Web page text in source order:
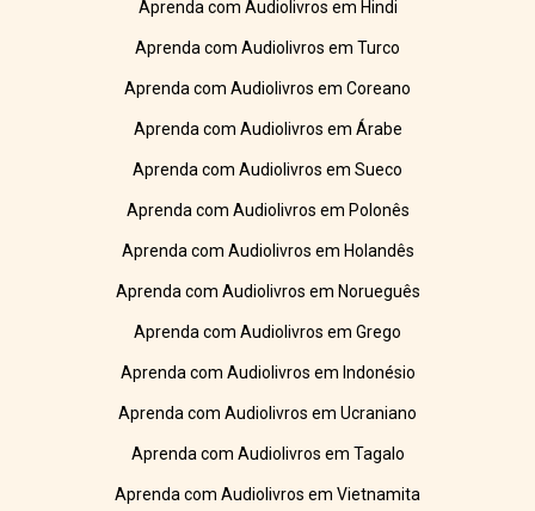
Aprenda com Audiolivros em Hindi
Aprenda com Audiolivros em Turco
Aprenda com Audiolivros em Coreano
Aprenda com Audiolivros em Árabe
Aprenda com Audiolivros em Sueco
Aprenda com Audiolivros em Polonês
Aprenda com Audiolivros em Holandês
Aprenda com Audiolivros em Norueguês
Aprenda com Audiolivros em Grego
Aprenda com Audiolivros em Indonésio
Aprenda com Audiolivros em Ucraniano
Aprenda com Audiolivros em Tagalo
Aprenda com Audiolivros em Vietnamita